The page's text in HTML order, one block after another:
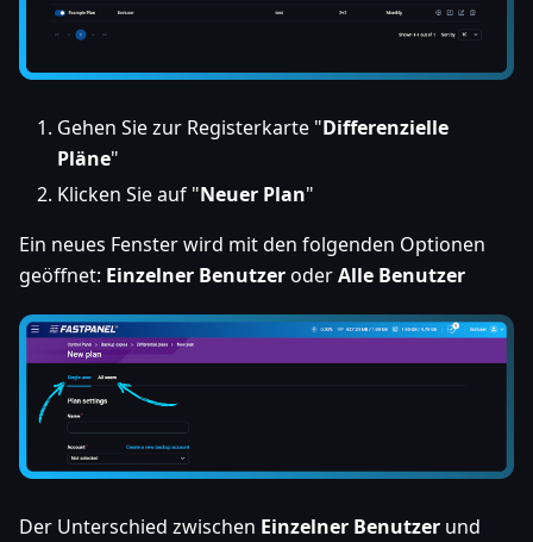
Gehen Sie zur Registerkarte "Differenzielle
Pläne"
Klicken Sie auf "Neuer Plan"
Ein neues Fenster wird mit den folgenden Optionen
geöffnet: Einzelner BenutzeroderAlle Benutzer
Der Unterschied zwischen Einzelner Benutzer und